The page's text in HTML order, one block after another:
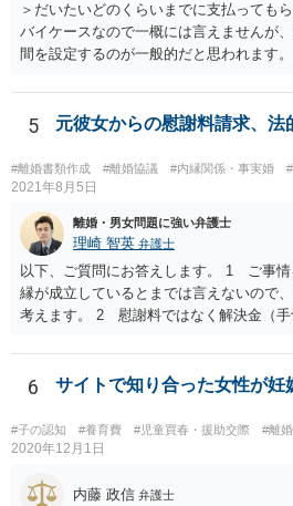
＞だいたいどのくらいまでに支払っても
バイケースなので一概には言えませんが
間を設定するのが一般的だと思われます。
5 元彼女からの慰謝料請求、法
#離婚書類作成 #離婚協議 #内縁関係・事実婚
2021年8月5日
離婚・男女問題に強い弁護士
理崎 智英 弁護士
以下、ご質問にお答えします。 1 ご事
縁が成立しているとまでは言えないので
考えます。 2 慰謝料ではなく解決金（手
うに合意書を取り交わす必要はあると思
わし、その中で精算条項（一切の債権債
6 サイトで知り合った女性が妊
#子の認知 #養育費 #児童買春・援助交際 #離
2020年12月1日
内藤 政信 弁護士